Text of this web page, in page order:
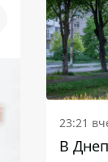
23:21
В